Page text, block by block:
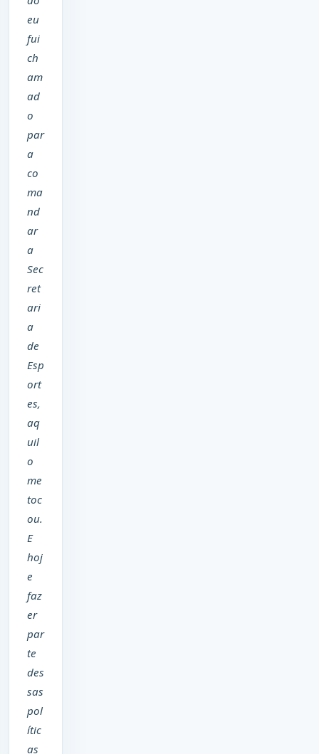
eu
fui
ch
am
ad
o
par
a
co
ma
nd
ar
a
Sec
ret
ari
a
de
Esp
ort
es,
aq
uil
o
me
toc
ou.
E
hoj
e
faz
er
par
te
des
sas
pol
ític
as